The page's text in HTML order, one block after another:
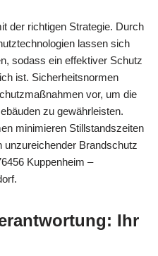
der richtigen Strategie. Durch
lassen sich
sodass ein effektiver Schutz
ist. Sicherheitsnormen
vor, um die
zu gewährleisten.
minimieren Stillstandszeiten
unzureichender Brandschutz
Kuppenheim –
Ihr